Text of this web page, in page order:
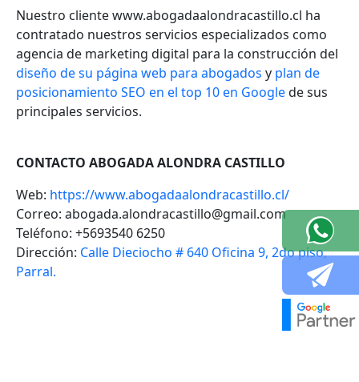
Nuestro cliente www.abogadaalondracastillo.cl ha
contratado nuestros servicios especializados como
agencia de marketing digital para la construcción del
diseño de su página web para abogados y plan de
posicionamiento SEO en el top 10 en Googlede sus
principales servicios.
CONTACTO ABOGADA ALONDRA CASTILLO
Web: https://www.abogadaalondracastillo.cl/
Correo: abogada.alondracastillo@gmail.com
Teléfono: +5693540 6250
Dirección: Calle Dieciocho # 640 Oficina 9, 2do piso,
Parral.